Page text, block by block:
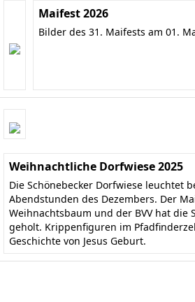
Maifest 2026
Bilder des 31. Maifests am 01.
Weihnachtliche Dorfwiese 2025
Die Schönebecker Dorfwiese leuchtet
Abendstunden des Dezembers. Der
Weihnachtsbaum und der BVV hat die
geholt. Krippenfiguren im
Geschichte von Jesus Geburt.